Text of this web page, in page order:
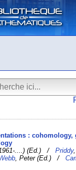
: cohomology,
(1961-....) (Ed.) /Priddy,
, Peter (Ed.) /